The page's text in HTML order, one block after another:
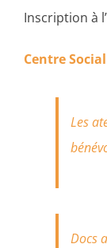
Inscription à
Centre
Les
Docs